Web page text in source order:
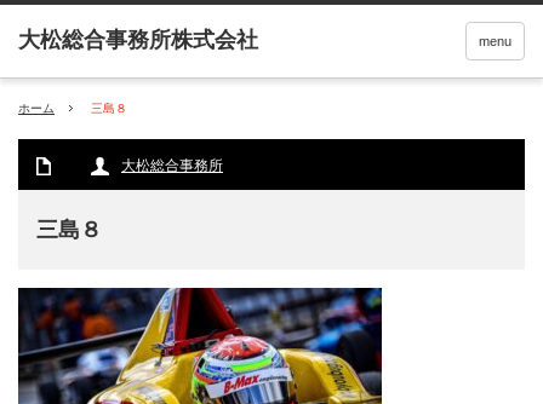
menu
ホーム 三島８
大松総合事務所
三島８